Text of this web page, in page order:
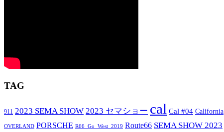
TAG
911 2023 SEMA SHOW 2023 セマショー cal Cal #04 California
OVERLAND PORSCHE R66_Go_West_2019 Route66 SEMA SHOW 2023